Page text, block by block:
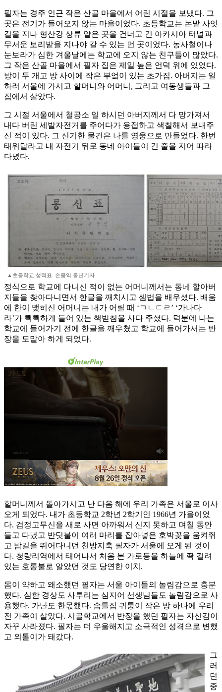
필자는 경주 인근 작은 산골 마을에서 어린 시절을 보냈다. 그
곳은 전기가 들어오지 않는 마을이었다. 초등학교는 논밭 사잇
길을 지나 형산강 상류 얕은 곳을 건너고 긴 아카시아 터널과
무서운 보리밭을 지나야 갈 수 있는 먼 곳이었다. 농사철이나
눈보라가 심한 겨울날에는 학교에 오지 않는 친구들이 많았다.
그 작은 산골 마을에서 필자 집은 제일 높은 언덕 위에 있었다.
방이 두 개고 방 사이에 작은 부엌이 있는 초가집. 아버지는 일
하러 서울에 가시고 할머니와 어머니, 그리고 여동생들과 그
집에서 살았다.
그 시절 서울에서 철공소 일 하시던 아버지께서 다 망가져서
내다 버린 세발자전거를 주어다가 용접하고 색칠해서 보내주
신 적이 있다. 그 신기한 물건은 나를 영웅으로 만들었다. 한번
태워달라고 내 자전거 뒤로 동네 아이들이 긴 줄을 지어 따라
다녔다.
▲초등학교 성적표. 손웅익 동년기자
정식으로 학교에 다니신 적이 없는 어머니께서는 동네 할아버
지들을 찾아다니면서 한글을 깨치시고 셈법을 배우셨다. 배움
에 한이 맺히신 어머니는 내가 어릴 때 ‘ㄱㄴㄷㄹ’ ‘가나다
라’가 빽빽하게 들어 있는 책받침을 사다 주셨다. 덕분에 나는
학교에 들어가기 전에 한글을 깨우쳤고 학교에 들어가서는 반
장을 도맡아 하게 되었다.
할머니께서 돌아가시고 난 다음 해에 우리 가족은 서울로 이사
오게 되었다. 내가 초등학교 2학년 2학기인 1966년 가을이었
다. 검정고무신을 새로 사면 아까워서 신지 못하고 며칠 동안
들고 다녔고 반딧불이 여러 마리를 잡아넣은 호박꽃을 움켜쥐
고 밤길을 뛰어다니던 천방지축 필자가 서울에 오게 된 것이
다. 청량리역에서 태어나서 처음 본 가로등을 하늘에 좍 걸려
있는 호롱불로 알았던 것도 당연한 이치.
몸이 약하고 왜소했던 필자는 서울 아이들의 놀림감으로 충분
했다. 심한 경상도 사투리는 심지어 선생님들도 놀림감으로 사
용했다. 가난도 한몫했다. 솜틀집 귀퉁이 작은 방 하나에 우리
전 가족이 살았다. 시골학교에서 반장을 했던 필자는 자신감이
자꾸 사라졌다. 필자는 더 우울해지고 소극적인 성격으로 변했
고 외톨이가 돼갔다.
그
러
던
중